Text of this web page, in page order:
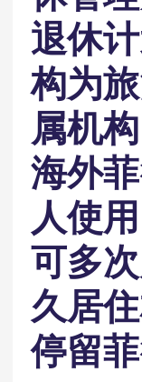
退休
构为
属机
海外
人使
可多
久居
停留菲